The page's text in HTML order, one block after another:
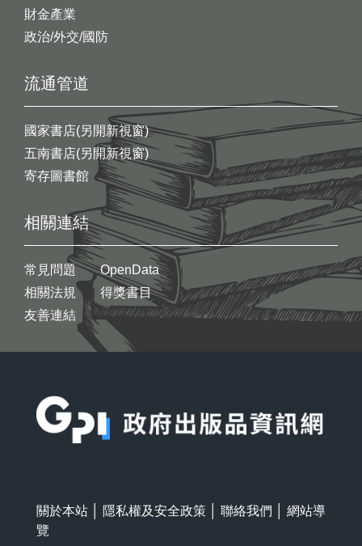
財金產業
政治/外交/國防
流通管道
國家書店(另開新視窗)
五南書店(另開新視窗)
寄存圖書館
相關連結
常見問題
相關法規
友善連結
OpenData
得獎書目
關於本站 隱私權及安全政策 聯絡我們
網站導
覽